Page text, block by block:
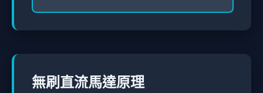
無刷直流馬達原理